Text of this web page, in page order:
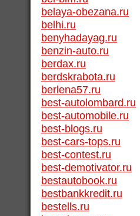
belaya-obezana.ru
belhi.ru
benyhadayag.ru
benzin-auto.ru
berdax.ru
berdskrabota.ru
berlena57.ru
best-autolombard.ru
best-automobile.ru
best-blogs.ru
best-cars-tops.ru
best-contest.ru
best-demotivator.ru
bestautobook.ru
bestbankkredit.ru
bestells.ru